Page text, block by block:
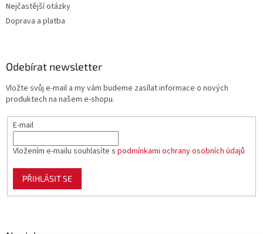
Nejčastější otázky
Doprava a platba
Odebírat newsletter
Vložte svůj e-mail a my vám budeme zasílat informace o nových
produktech na našem e-shopu.
E-mail
Vložením e-mailu souhlasíte s podmínkami ochrany osobních údajů
PŘIHLÁSIT SE